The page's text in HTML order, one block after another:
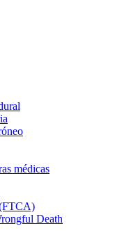
médicas
Death